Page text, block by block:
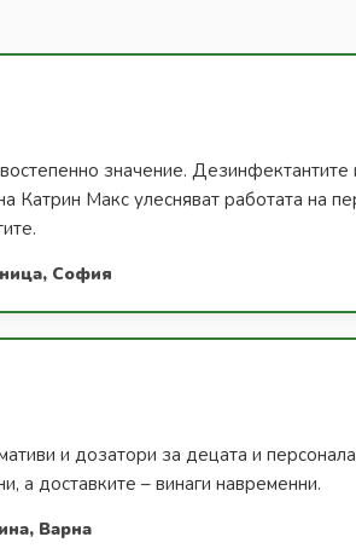
значение. Дезинфектантите
Катрин Макс улесняват работата на
София
и дозатори за децата и
а доставките – винаги навременни.
Варна